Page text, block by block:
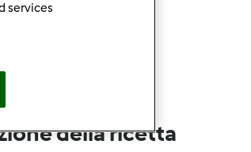
della ricetta
services